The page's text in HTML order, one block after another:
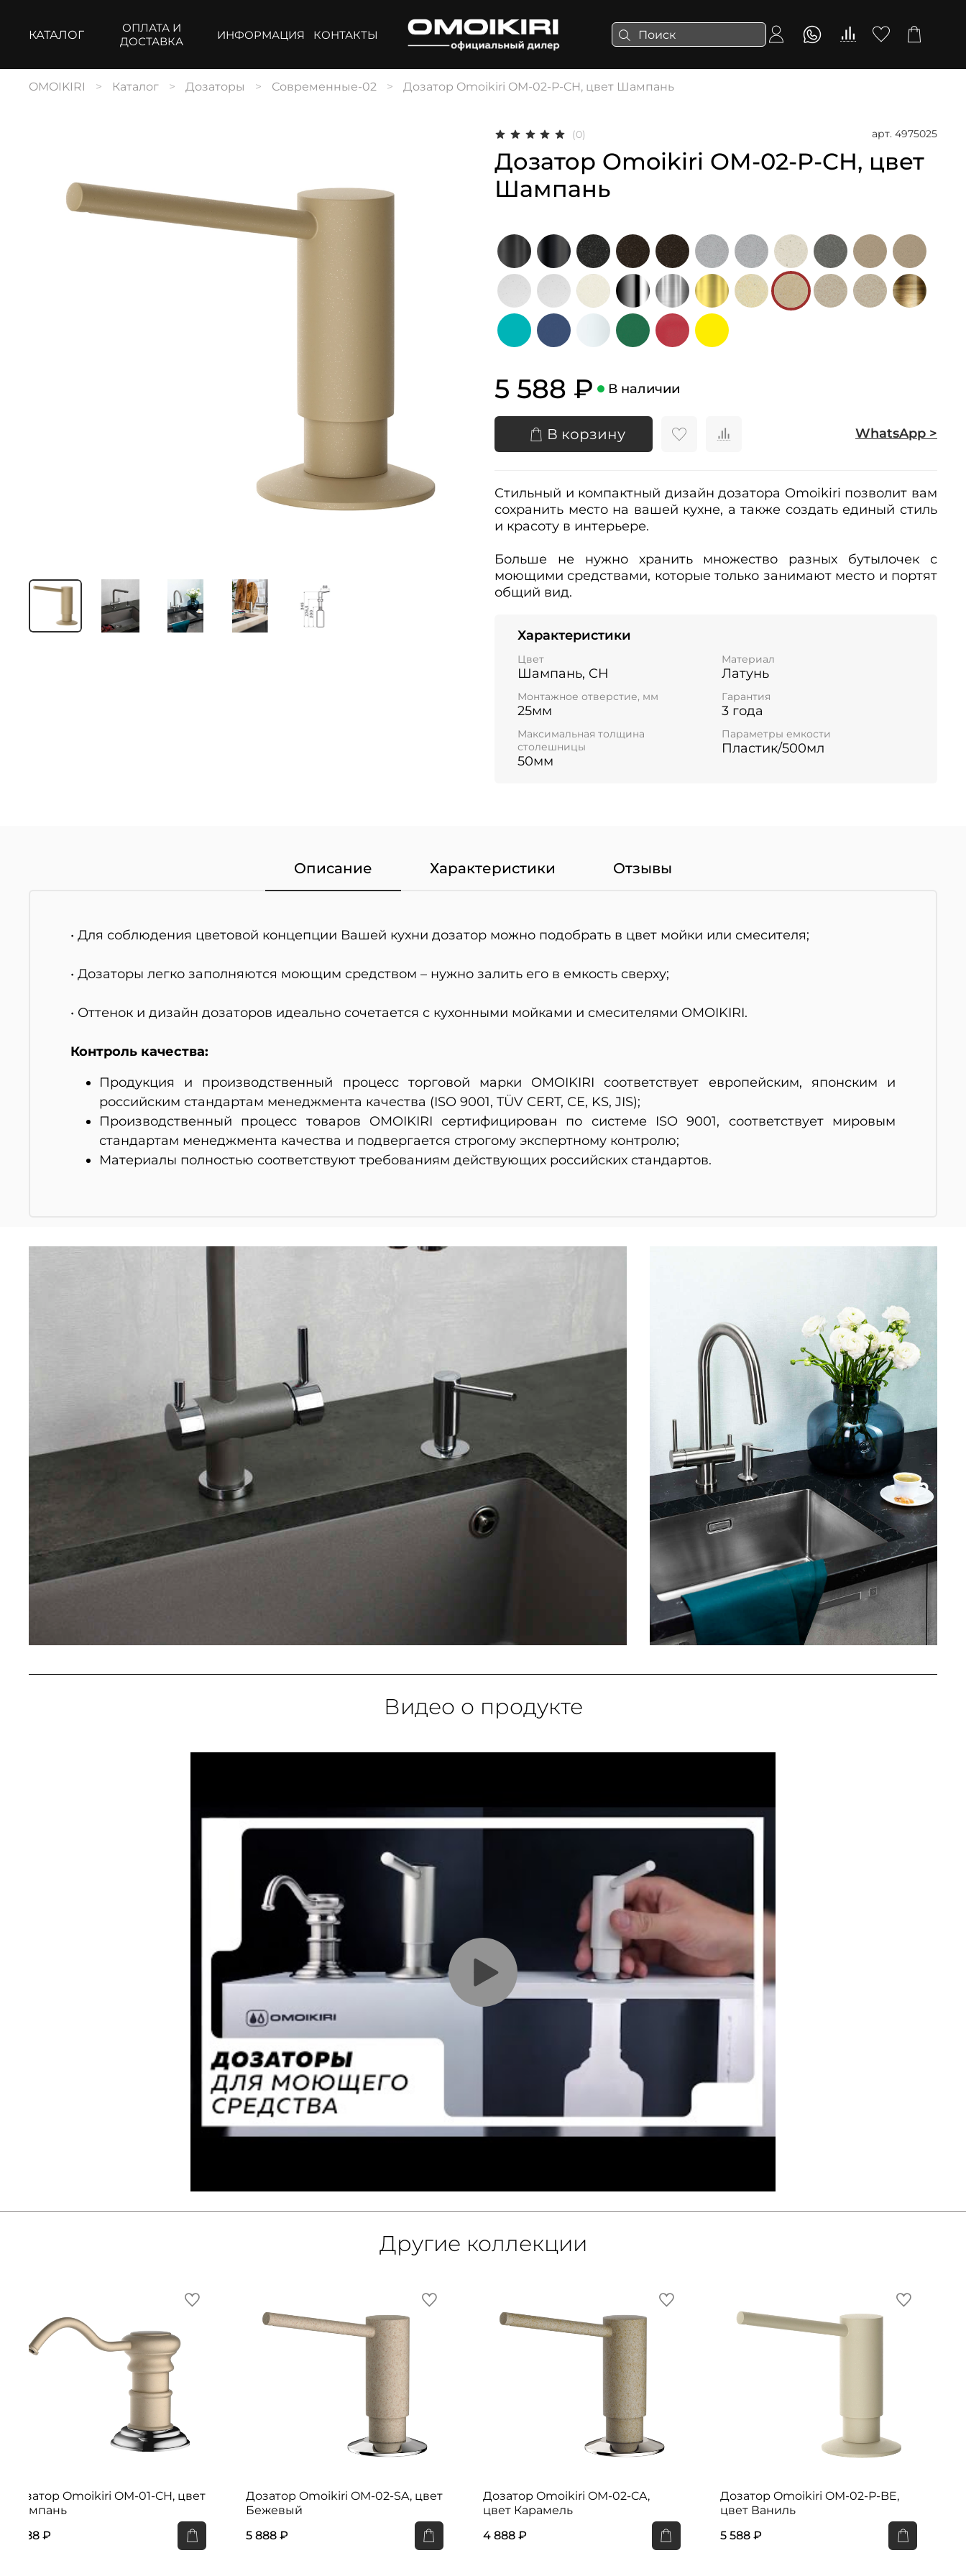
КАТАЛОГ
ОПЛАТА И
ДОСТАВКА
ИНФОРМАЦИЯ КОНТАКТЫ
OMOIKIRI Каталог Дозаторы Современные-02 Дозатор Omoikiri OM-02-P-CH, цвет Шампань
(0) арт. 4975025
Дозатор Omoikiri OM-02-P-CH, цвет
Шампань
5 588 ₽ В наличии
В корзину WhatsApp >
Стильный и компактный дизайн дозатора Omoikiri позволит вам
сохранить место на вашей кухне, а также создать единый стиль
и красоту в интерьере.
Больше не нужно хранить множество разных бутылочек с
моющими средствами, которые только занимают место и портят
общий вид.
Характеристики
Цвет
Шампань, CH
Материал
Латунь
Монтажное отверстие, мм
25мм
Гарантия
3 года
Максимальная толщина
столешницы
50мм
Параметры емкости
Пластик/500мл
Описание Характеристики Отзывы
• Для соблюдения цветовой концепции Вашей кухни дозатор можно подобрать в цвет мойки или смесителя;
• Дозаторы легко заполняются моющим средством – нужно залить его в емкость сверху;
• Оттенок и дизайн дозаторов идеально сочетается с кухонными мойками и смесителями OMOIKIRI.
Контроль качества:
Продукция и производственный процесс торговой марки OMOIKIRI соответствует европейским, японским и
российским стандартам менеджмента качества (ISO 9001, TÜV CERT, CE, KS, JIS);
Производственный процесс товаров OMOIKIRI сертифицирован по системе ISO 9001, соответствует мировым
стандартам менеджмента качества и подвергается строгому экспертному контролю;
Материалы полностью соответствуют требованиям действующих российских стандартов.
Видео о продукте
Другие коллекции
Дозатор Omoikiri OM-01-CH, цвет
Шампань
2 288 ₽
Дозатор Omoikiri OM-02-SA, цвет
Бежевый
5 888 ₽
Дозатор Omoikiri OM-02-CA,
цвет Карамель
4 888 ₽
Дозатор Omoikiri OM-02-P-BE,
цвет Ваниль
5 588 ₽